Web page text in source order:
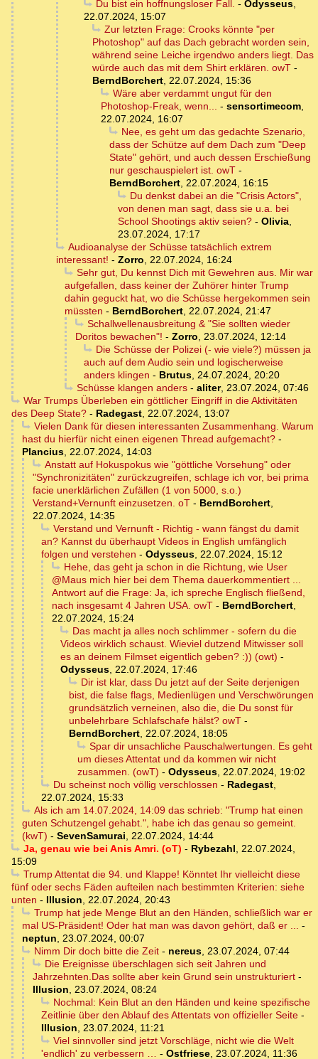
Du bist ein hoffnungsloser Fall. - Odysseus,
22.07.2024, 15:07
Zur letzten Frage: Crooks könnte "per
Photoshop" auf das Dach gebracht worden sein,
während seine Leiche irgendwo anders liegt. Das
würde auch das mit dem Shirt erklären. owT -
BerndBorchert, 22.07.2024, 15:36
Wäre aber verdammt ungut für den
Photoshop-Freak, wenn... - sensortimecom,
22.07.2024, 16:07
Nee, es geht um das gedachte Szenario,
dass der Schütze auf dem Dach zum "Deep
State" gehört, und auch dessen Erschießung
nur geschauspielert ist. owT -
BerndBorchert, 22.07.2024, 16:15
Du denkst dabei an die "Crisis Actors",
von denen man sagt, dass sie u.a. bei
School Shootings aktiv seien? - Olivia,
23.07.2024, 17:17
Audioanalyse der Schüsse tatsächlich extrem
interessant! - Zorro, 22.07.2024, 16:24
Sehr gut, Du kennst Dich mit Gewehren aus. Mir war
aufgefallen, dass keiner der Zuhörer hinter Trump
dahin geguckt hat, wo die Schüsse hergekommen sein
müssten - BerndBorchert, 22.07.2024, 21:47
Schallwellenausbreitung & "Sie sollten wieder
Doritos bewachen"! - Zorro, 23.07.2024, 12:14
Die Schüsse der Polizei (- wie viele?) müssen ja
auch auf dem Audio sein und logischerweise
anders klingen - Brutus, 24.07.2024, 20:20
Schüsse klangen anders- aliter, 23.07.2024, 07:46
War Trumps Überleben ein göttlicher Eingriff in die Aktivitäten
des Deep State? - Radegast, 22.07.2024, 13:07
Vielen Dank für diesen interessanten Zusammenhang. Warum
hast du hierfür nicht einen eigenen Thread aufgemacht? -
Plancius, 22.07.2024, 14:03
Anstatt auf Hokuspokus wie "göttliche Vorsehung" oder
"Synchronizitäten" zurückzugreifen, schlage ich vor, bei prima
facie unerklärlichen Zufällen (1 von 5000, s.o.)
Verstand+Vernunft einzusetzen. oT - BerndBorchert,
22.07.2024, 14:35
Verstand und Vernunft - Richtig - wann fängst du damit
an? Kannst du überhaupt Videos in English umfänglich
folgen und verstehen - Odysseus, 22.07.2024, 15:12
Hehe, das geht ja schon in die Richtung, wie User
@Maus mich hier bei dem Thema dauerkommentiert ...
Antwort auf die Frage: Ja, ich spreche Englisch fließend,
nach insgesamt 4 Jahren USA. owT - BerndBorchert,
22.07.2024, 15:24
Das macht ja alles noch schlimmer - sofern du die
Videos wirklich schaust. Wieviel dutzend Mitwisser soll
es an deinem Filmset eigentlich geben? :)) (owt) -
Odysseus, 22.07.2024, 17:46
Dir ist klar, dass Du jetzt auf der Seite derjenigen
bist, die false flags, Medienlügen und Verschwörungen
grundsätzlich verneinen, also die, die Du sonst für
unbelehrbare Schlafschafe hälst? owT -
BerndBorchert, 22.07.2024, 18:05
Spar dir unsachliche Pauschalwertungen. Es geht
um dieses Attentat und da kommen wir nicht
zusammen. (owT) - Odysseus, 22.07.2024, 19:02
Du scheinst noch völlig verschlossen - Radegast,
22.07.2024, 15:33
Als ich am 14.07.2024, 14:09 das schrieb: "Trump hat einen
guten Schutzengel gehabt.", habe ich das genau so gemeint.
(kwT) - SevenSamurai, 22.07.2024, 14:44
Ja, genau wie bei Anis Amri. (oT) - Rybezahl, 22.07.2024,
15:09
Trump Attentat die 94. und Klappe! Könntet Ihr vielleicht diese
fünf oder sechs Fäden aufteilen nach bestimmten Kriterien: siehe
unten - Illusion, 22.07.2024, 20:43
Trump hat jede Menge Blut an den Händen, schließlich war er
mal US-Präsident! Oder hat man was davon gehört, daß er ... -
neptun, 23.07.2024, 00:07
Nimm Dir doch bitte die Zeit- nereus, 23.07.2024, 07:44
Die Ereignisse überschlagen sich seit Jahren und
Jahrzehnten.Das sollte aber kein Grund sein unstrukturiert -
Illusion, 23.07.2024, 08:24
Nochmal: Kein Blut an den Händen und keine spezifische
Zeitlinie über den Ablauf des Attentats von offizieller Seite -
Illusion, 23.07.2024, 11:21
Viel sinnvoller sind jetzt Vorschläge, nicht wie die Welt
'endlich' zu verbessern … - Ostfriese, 23.07.2024, 11:36